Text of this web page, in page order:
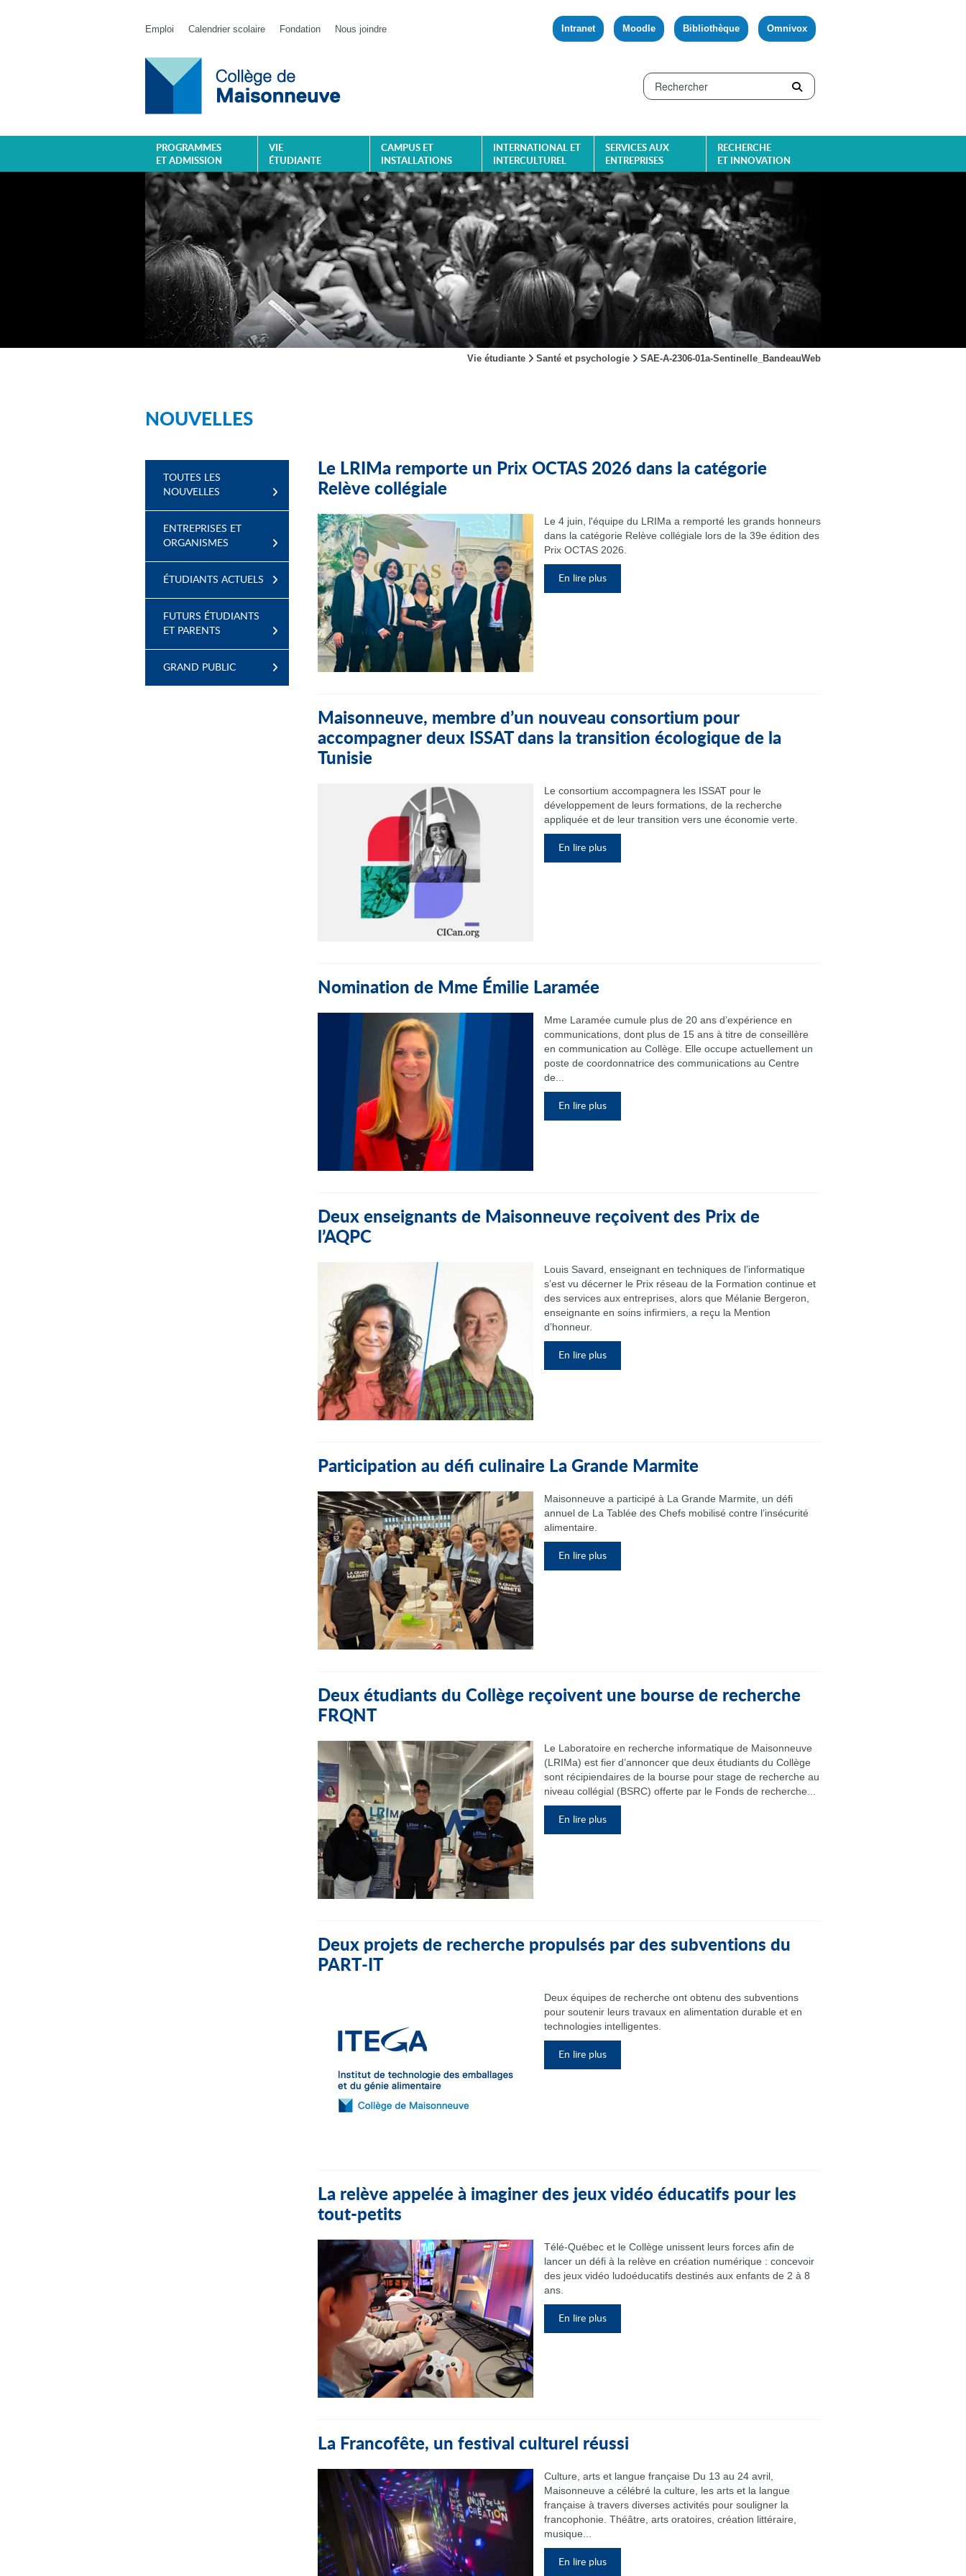
Emploi Calendrier scolaire Fondation Nous joindre Intranet Moodle Bibliothèque Omnivox
PROGRAMMES
ET ADMISSION
VIE
ÉTUDIANTE
CAMPUS ET
INSTALLATIONS
INTERNATIONAL ET
INTERCULTUREL
SERVICES AUX
ENTREPRISES
RECHERCHE
ET INNOVATION
Vie étudiante Santé et psychologie SAE-A-2306-01a-Sentinelle_BandeauWeb
NOUVELLES
TOUTES LES
NOUVELLES
ENTREPRISES ET
ORGANISMES
ÉTUDIANTS ACTUELS
FUTURS ÉTUDIANTS
ET PARENTS
GRAND PUBLIC
Le LRIMa remporte un Prix OCTAS 2026 dans la catégorie
Relève collégiale
Le 4 juin, l'équipe du LRIMa a remporté les grands honneurs
dans la catégorie Relève collégiale lors de la 39e édition des
Prix OCTAS 2026.
En lire plus
Maisonneuve, membre d’un nouveau consortium pour
accompagner deux ISSAT dans la transition écologique de la
Tunisie
Le consortium accompagnera les ISSAT pour le
développement de leurs formations, de la recherche
appliquée et de leur transition vers une économie verte.
En lire plus
Nomination de Mme Émilie Laramée
Mme Laramée cumule plus de 20 ans d’expérience en
communications, dont plus de 15 ans à titre de conseillère
en communication au Collège. Elle occupe actuellement un
poste de coordonnatrice des communications au Centre
de...
En lire plus
Deux enseignants de Maisonneuve reçoivent des Prix de
l’AQPC
Louis Savard, enseignant en techniques de l’informatique
s’est vu décerner le Prix réseau de la Formation continue et
des services aux entreprises, alors que Mélanie Bergeron,
enseignante en soins infirmiers, a reçu la Mention
d’honneur.
En lire plus
Participation au défi culinaire La Grande Marmite
Maisonneuve a participé à La Grande Marmite, un défi
annuel de La Tablée des Chefs mobilisé contre l’insécurité
alimentaire.
En lire plus
Deux étudiants du Collège reçoivent une bourse de recherche
FRQNT
Le Laboratoire en recherche informatique de Maisonneuve
(LRIMa) est fier d’annoncer que deux étudiants du Collège
sont récipiendaires de la bourse pour stage de recherche au
niveau collégial (BSRC) offerte par le Fonds de recherche...
En lire plus
Deux projets de recherche propulsés par des subventions du
PART‑IT
Deux équipes de recherche ont obtenu des subventions
pour soutenir leurs travaux en alimentation durable et en
technologies intelligentes.
En lire plus
La relève appelée à imaginer des jeux vidéo éducatifs pour les
tout-petits
Télé-Québec et le Collège unissent leurs forces afin de
lancer un défi à la relève en création numérique : concevoir
des jeux vidéo ludoéducatifs destinés aux enfants de 2 à 8
ans.
En lire plus
La Francofête, un festival culturel réussi
Culture, arts et langue française Du 13 au 24 avril,
Maisonneuve a célébré la culture, les arts et la langue
française à travers diverses activités pour souligner la
francophonie. Théâtre, arts oratoires, création littéraire,
musique...
En lire plus